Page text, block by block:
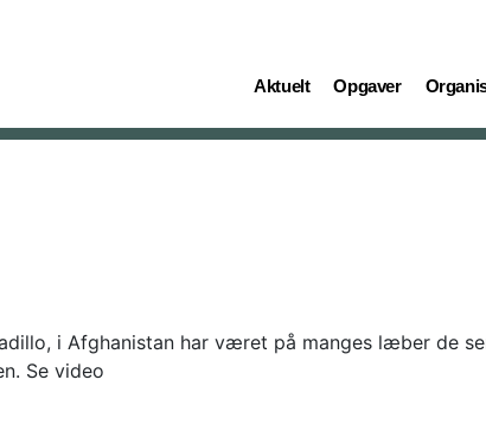
Aktuelt
(current) Opgaver
(current)
i Afghanistan har været på manges læber de
Se video